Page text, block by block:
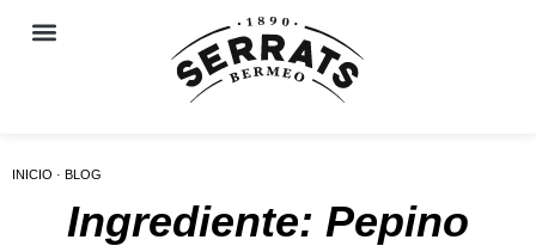
INICIO · BLOG
Ingrediente: Pepino